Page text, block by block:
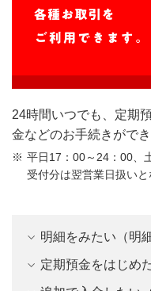
24時間いつでも、定期
金などのお手続きができ
平日17：00～24：00、
受付分は翌営業日扱いと
明細をみたい（明
定期預金をはじめ